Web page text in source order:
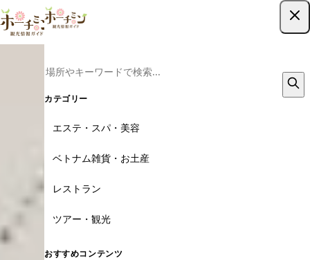
カテゴリー
エステ・スパ・美容
ベトナム雑貨・お土産
レストラン
ツアー・観光
おすすめコンテンツ